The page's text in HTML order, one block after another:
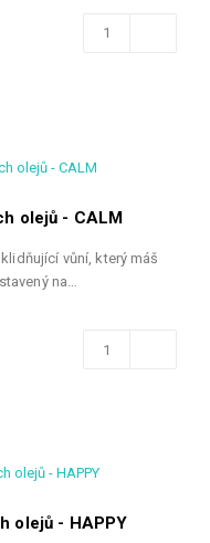
olejů - CALM
vůní, který máš
na…
olejů - HAPPY